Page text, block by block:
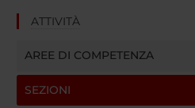
ATTIVITÀ
AREE DI COMPETENZA
SEZIONI